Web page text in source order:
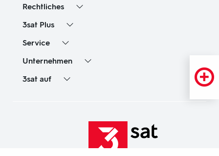
Rechtliches
3sat Plus
Service
Unternehmen
3sat auf